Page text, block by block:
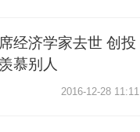
经济学家去世 创投
慕别人
2016-12-28 11:11